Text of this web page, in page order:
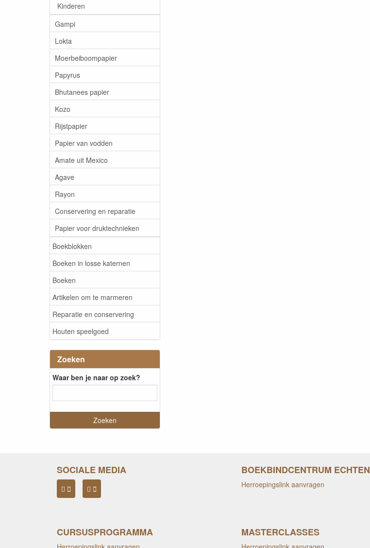
Kinderen
Gampi
Lokta
Moerbeiboompapier
Papyrus
Bhutanees papier
Kozo
Rijstpapier
Papier van vodden
Amate uit Mexico
Agave
Rayon
Conservering en reparatie
Papier voor druktechnieken
Boekblokken
Boeken in losse katernen
Boeken
Artikelen om te marmeren
Reparatie en conservering
Houten speelgoed
Zoeken
Waar ben je naar op zoek?
SOCIALE MEDIA BOEKBINDCENTRUM ECHTEN
Herroepingslink aanvragen
CURSUSPROGRAMMA MASTERCLASSES